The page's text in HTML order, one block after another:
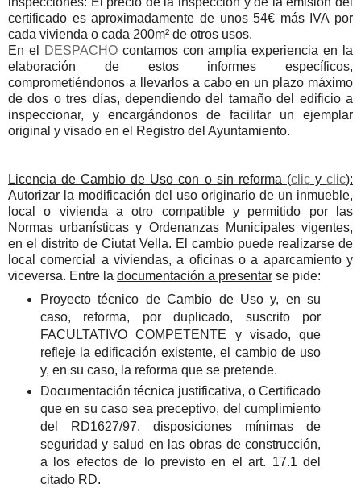
certificado es aproximadamente de unos 54€ más IVA por
cada vivienda o cada 200m² de otros usos.
En el
DESPACHOcontamos con amplia experiencia en la
elaboración de estos informes específicos,
comprometiéndonos a llevarlos a cabo en un plazo máximo
de dos o tres días, dependiendo del tamaño del edificio a
inspeccionar, y encargándonos de facilitar un ejemplar
original y visado en el Registro del Ayuntamiento.
Licencia de Cambio de Uso con o sin reforma (clicyclic):
Autorizar la modificación del uso originario de un inmueble,
local o vivienda a otro compatible y permitido por las
Normas urbanísticas y Ordenanzas Municipales vigentes,
en el distrito de Ciutat Vella. El cambio puede realizarse de
local comercial a viviendas, a oficinas o a aparcamiento y
viceversa. Entre la documentación a presentar se pide:
Proyecto técnico de Cambio de Uso y, en su
caso, reforma, por duplicado, suscrito por
FACULTATIVO COMPETENTE y visado, que
refleje la edificación existente, el cambio de uso
y, en su caso, la reforma que se pretende.
Documentación técnica justificativa, o Certificado
que en su caso sea preceptivo, del cumplimiento
del RD1627/97, disposiciones mínimas de
seguridad y salud en las obras de construcción,
a los efectos de lo previsto en el art. 17.1 del
citado RD.